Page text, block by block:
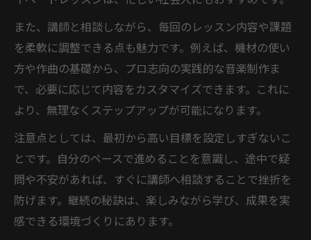
また、講師と相談しながら、毎回のレッスン内容や課題
を柔軟に調整できる点も魅力です。例えば、機材の使い
方や作曲の基礎から、プロ志向の実践的な音楽制作ま
で、必要に応じて内容をカスタマイズできます。これに
より、無理なくステップアップが可能になります。
注意点としては、最初から高い目標を設定しすぎないこ
とです。自分のペースで進めることを意識し、途中で疑
問や不安があれば、すぐに講師へ相談することで挫折を
防げます。継続の秘訣は、楽しみながら学び、成果を実
感できる環境づくりにあります。